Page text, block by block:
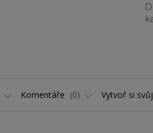
Komentáře 0 Vytvoř si